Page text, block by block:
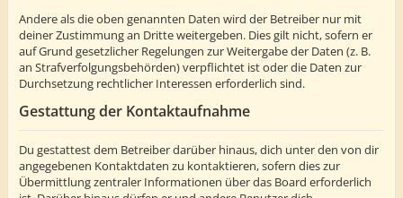
Andere als die oben genannten Daten wird der Betreiber nur mit
deiner Zustimmung an Dritte weitergeben. Dies gilt nicht, sofern er
auf Grund gesetzlicher Regelungen zur Weitergabe der Daten (z. B.
an Strafverfolgungsbehörden) verpflichtet ist oder die Daten zur
Durchsetzung rechtlicher Interessen erforderlich sind.
Gestattung der Kontaktaufnahme
Du gestattest dem Betreiber darüber hinaus, dich unter den von dir
angegebenen Kontaktdaten zu kontaktieren, sofern dies zur
Übermittlung zentraler Informationen über das Board erforderlich